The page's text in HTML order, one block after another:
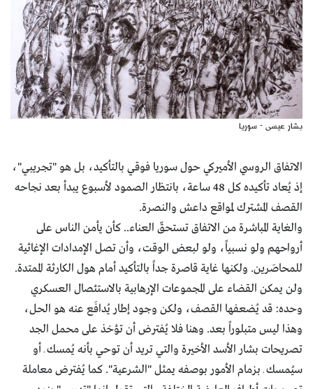
بشار عيسى - سوريا
الاتفاق الروسي الأميركي حول سوريا فوقي بالتأكيد، بل هو "تجريبي"،
إذ يُعاد تأكيده كل 48 ساعة، بانتظار الصمود لأسبوع يبدأ بعد نجاحه
القصف المشترك لمواقع داعش والنصرة.
والغاية المباشرة من الاتفاق تستحقّ العناء.. كأن يأمن الناس على
أرواحهم ولو نسبياً، ولو لبعض الوقت، وأن تصل الإمدادات الإغاثية
للمحاصَرين. ولكنها غاية قاصرة جداً بالتأكيد أمام هول الكارثة الممتدة.
ولن يمكن القضاء على المجموعات الإرهابية بالاستئصال العسكري
وحده: قد يُضعفها القصف، ولكن وجود إطار يُدافَع عنه هو الحل،
وهذا ليس متبلوراً بعد. وهنا فلا يُفترض أن تؤخذ على محمل الجد
تصريحات بشار الأسد الأخيرة والتي تريد أن توحي بأنه يُمسك ـ أو
سيُمسك ـ بزمام الأمور بوصفه يمثل "الشرعية". كما يُفترض معاملة